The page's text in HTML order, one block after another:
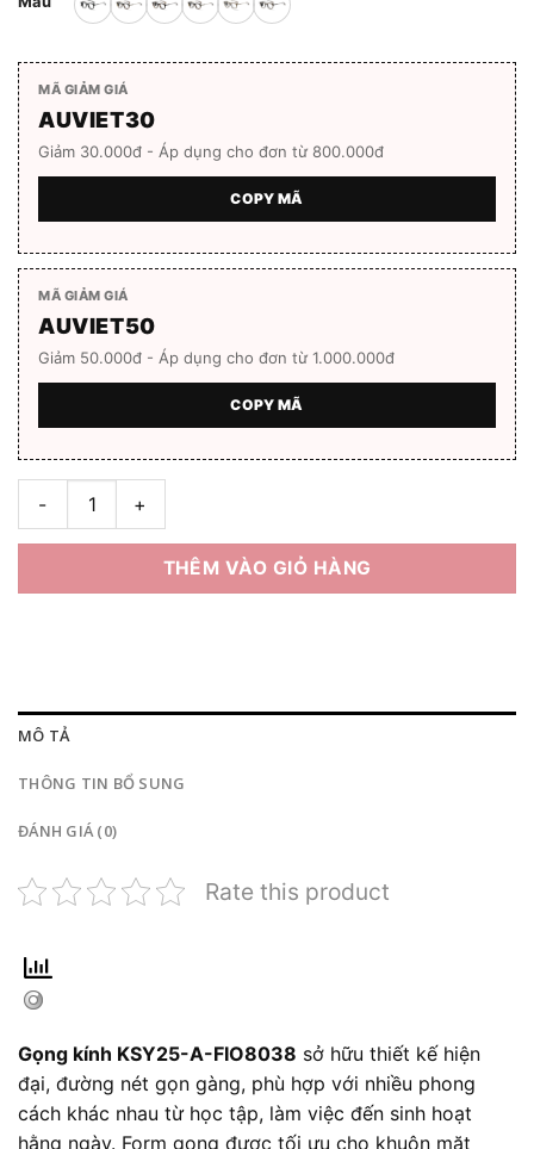
MÃ GIẢM GIÁ
AUVIET30
Giảm 30.000đ - Áp dụng cho đơn từ 800.000đ
COPY MÃ
MÃ GIẢM GIÁ
AUVIET50
Giảm 50.000đ - Áp dụng cho đơn từ 1.000.000đ
COPY MÃ
Gọng Kính KSY25-A-FIO8038 số lượng
THÊM VÀO GIỎ HÀNG
MÔ TẢ
THÔNG TIN BỔ SUNG
ĐÁNH GIÁ (0)
Rate this product
Gọng kính KSY25-A-FIO8038 sở hữu thiết kế hiện
đại, đường nét gọn gàng, phù hợp với nhiều phong
cách khác nhau từ học tập, làm việc đến sinh hoạt
hằng ngày. Form gọng được tối ưu cho khuôn mặt